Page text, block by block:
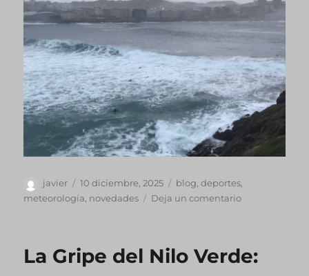
Autor
javier
Publicado
el
10 diciembre, 2025 Categorías
blog,deportes,
meteorología novedades Deja un comentarioen
Diciembre
La Gripe del Nilo Verde: